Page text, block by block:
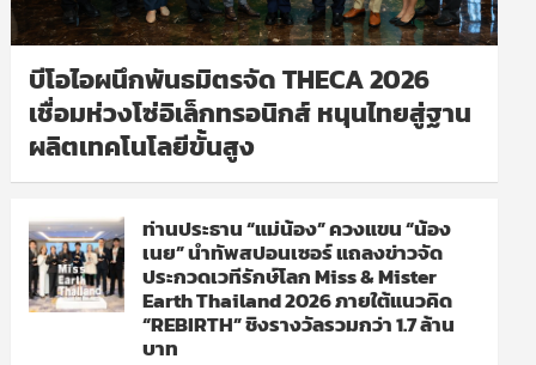
บีโอไอผนึกพันธมิตรจัด THECA 2026
เชื่อมห่วงโซ่อิเล็กทรอนิกส์ หนุนไทยสู่ฐาน
ผลิตเทคโนโลยีขั้นสูง
ท่านประธาน “แม่น้อง” ควงแขน “น้อง
เนย” นำทัพสปอนเซอร์ แถลงข่าวจัด
ประกวดเวทีรักษ์โลก Miss & Mister
Earth Thailand 2026 ภายใต้แนวคิด
“REBIRTH” ชิงรางวัลรวมกว่า 1.7 ล้าน
บาท